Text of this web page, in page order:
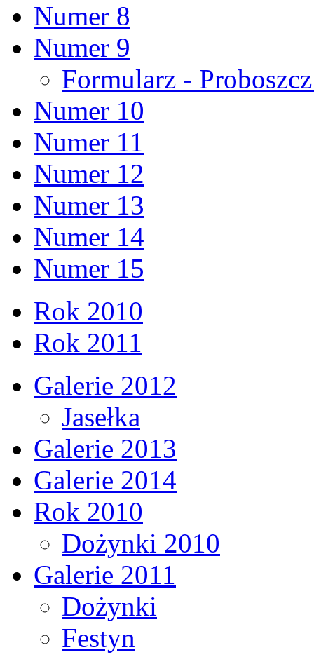
Numer 8
Numer 9
Formularz -
Numer 10
Numer 11
Numer 12
Numer 13
Numer 14
Numer 15
Rok 2010
Rok 2011
Galerie 2012
Jasełka
Galerie 2013
Galerie 2014
Rok 2010
Dożynki 2010
Galerie 2011
Dożynki
Festyn